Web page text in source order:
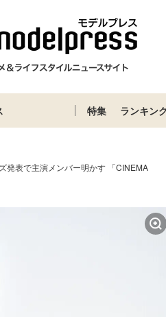
特集 ランキン
発表で主演メンバー明かす 「CINEMA